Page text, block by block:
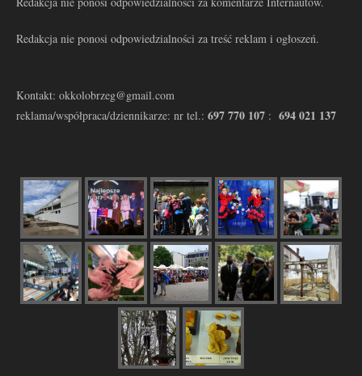
Redakcja nie ponosi odpowiedzialności za treść reklam i ogłoszeń.
Kontakt: okkolobrzeg@gmail.com
reklama/współpraca/dziennikarze: nr tel.: 697 770 107 : 694 021 137